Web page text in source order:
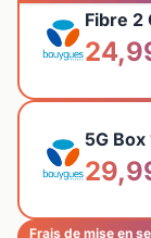
Fibre 2
5G Box
Frais de mise en